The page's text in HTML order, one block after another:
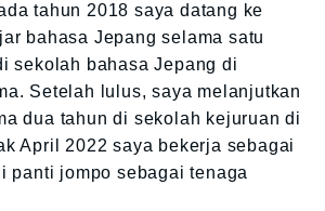
tahun 2018 saya datang ke
bahasa Jepang selama satu
sekolah bahasa Jepang di
Setelah lulus, saya melanjutkan
dua tahun di sekolah kejuruan di
April 2022 saya bekerja sebagai
panti jompo sebagai tenaga